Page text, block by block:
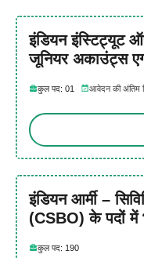
इंडियन इंस्टिट्यूट
जूनियर अकाउंट्स
कुल पद: 01 आवेदन की अंतिम
इंडियन आर्मी –
(CSBO) के पदों में
कुल पद: 190